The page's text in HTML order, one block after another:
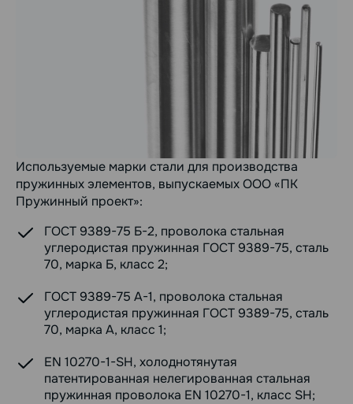
Используемые марки стали для производства
пружинных элементов, выпускаемых ООО «ПК
Пружинный проект»:
ГОСТ 9389-75 Б-2, проволока стальная
углеродистая пружинная ГОСТ 9389-75, сталь
70, марка Б, класс 2;
ГОСТ 9389-75 А-1, проволока стальная
углеродистая пружинная ГОСТ 9389-75, сталь
70, марка А, класс 1;
EN 10270-1-SH, холоднотянутая
патентированная нелегированная стальная
пружинная проволока EN 10270-1, класс SH;